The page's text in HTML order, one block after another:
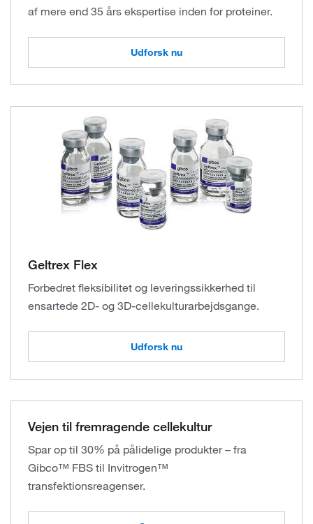
af mere end 35 års ekspertise inden for proteiner.
Udforsk nu
Geltrex Flex
Forbedret fleksibilitet og leveringssikkerhed til
ensartede 2D- og 3D-cellekulturarbejdsgange.
Udforsk nu
Vejen til fremragende cellekultur
Spar op til 30% på pålidelige produkter – fra
Gibco™ FBS til Invitrogen™
transfektionsreagenser.